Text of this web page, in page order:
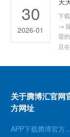
30
2026-01
下
→
迎
且
关于腾博汇官网
方网址
APP下载腾博官